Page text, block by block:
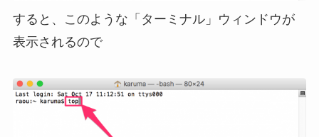
すると、このような「ターミナル」ウィンドウが
表示されるので